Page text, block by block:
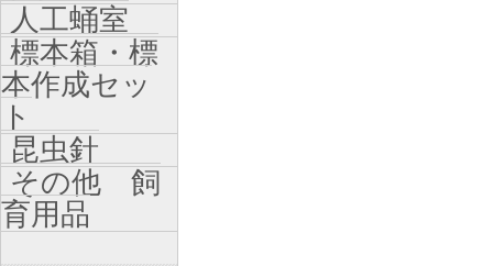
人工蛹室
標本箱・標
本作成セッ
ト
昆虫針
その他 飼
育用品